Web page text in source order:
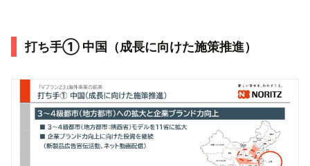
打ち手① 中国（成長に向けた施策推進）